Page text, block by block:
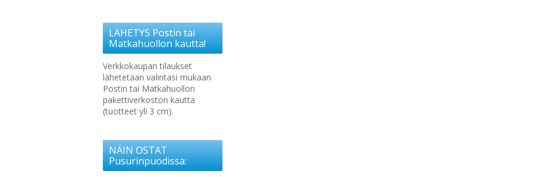
LÄHETYS Postin tai
Matkahuollon kautta!
Verkkokaupan tilaukset
lähetetään valintasi mukaan
Postin tai Matkahuollon
pakettiverkoston kautta
(tuotteet yli 3 cm).
NÄIN OSTAT
Pusurinpuodissa: